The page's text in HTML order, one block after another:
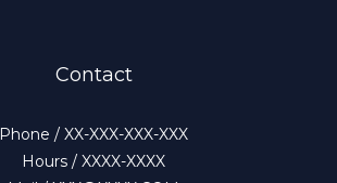
Contact
Phone / XX-XXX-XXX-XXX
Hours / XXXX-XXXX